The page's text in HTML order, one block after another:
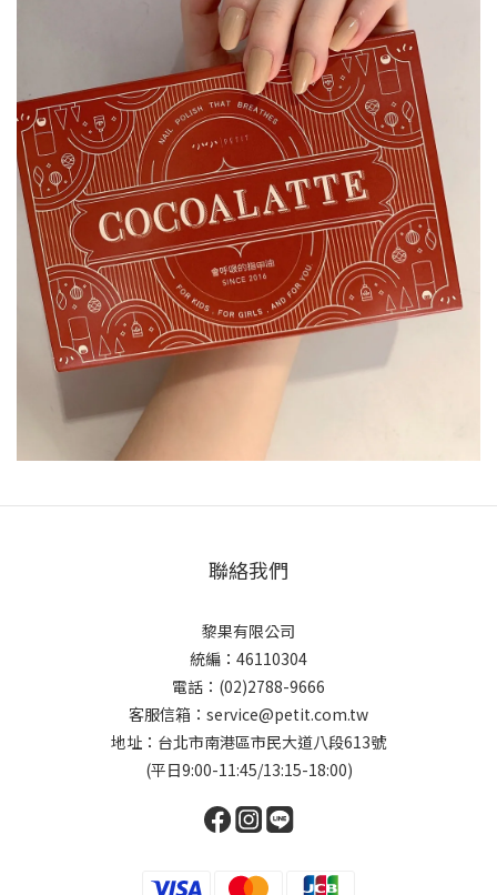
聯絡我們
黎果有限公司
統編：46110304
電話：(02)2788-9666
客服信箱：service@petit.com.tw
地址：台北市南港區市民大道八段613號
(平日9:00-11:45/13:15-18:00)